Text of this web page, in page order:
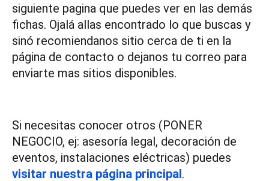
siguiente pagina que puedes ver en las demás
fichas. Ojalá allas encontrado lo que buscas y
sinó recomiendanos sitio cerca de ti en la
página de contacto o dejanos tu correo para
enviarte mas sitios disponibles.
Si necesitas conocer otros (PONER
NEGOCIO, ej: asesoría legal, decoración de
eventos, instalaciones eléctricas) puedes
visitar nuestra página principal.